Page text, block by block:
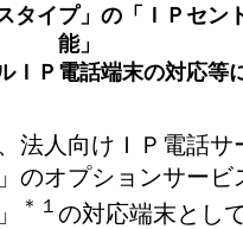
タイプ」の「ＩＰセン
能」
ＩＰ電話端末の対応等
法人向けＩＰ電話サ
のオプションサービ
＊１ の対応端末とし